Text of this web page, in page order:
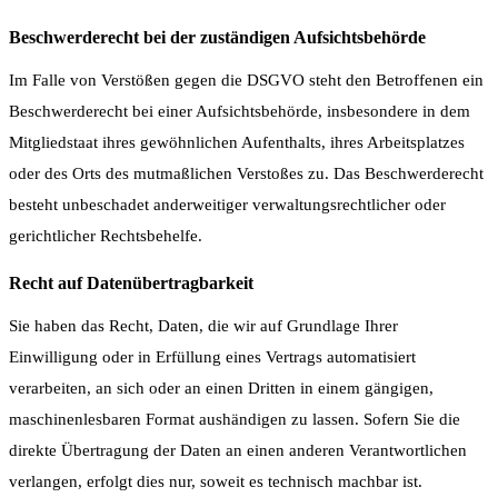
Beschwerderecht bei der zuständigen Aufsichtsbehörde
Im Falle von Verstößen gegen die DSGVO steht den Betroffenen ein
Beschwerderecht bei einer Aufsichtsbehörde, insbesondere in dem
Mitgliedstaat ihres gewöhnlichen Aufenthalts, ihres Arbeitsplatzes
oder des Orts des mutmaßlichen Verstoßes zu. Das Beschwerderecht
besteht unbeschadet anderweitiger verwaltungsrechtlicher oder
gerichtlicher Rechtsbehelfe.
Recht auf Datenübertragbarkeit
Sie haben das Recht, Daten, die wir auf Grundlage Ihrer
Einwilligung oder in Erfüllung eines Vertrags automatisiert
verarbeiten, an sich oder an einen Dritten in einem gängigen,
maschinenlesbaren Format aushändigen zu lassen. Sofern Sie die
direkte Übertragung der Daten an einen anderen Verantwortlichen
verlangen, erfolgt dies nur, soweit es technisch machbar ist.